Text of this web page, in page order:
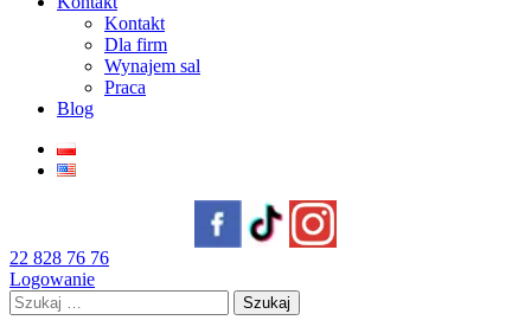
Kontakt
Dla firm
Wynajem sal
Praca
Blog
22 828 76 76
Logowanie
Szukaj: